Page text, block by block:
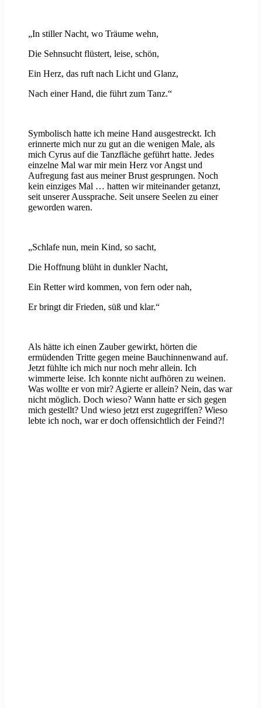
„In stiller Nacht, wo Träume wehn,
Die Sehnsucht flüstert, leise, schön,
Ein Herz, das ruft nach Licht und Glanz,
Nach einer Hand, die führt zum Tanz.“
Symbolisch hatte ich meine Hand ausgestreckt. Ich
erinnerte mich nur zu gut an die wenigen Male, als
mich Cyrus auf die Tanzfläche geführt hatte. Jedes
einzelne Mal war mir mein Herz vor Angst und
Aufregung fast aus meiner Brust gesprungen. Noch
kein einziges Mal … hatten wir miteinander getanzt,
seit unserer Aussprache. Seit unsere Seelen zu einer
geworden waren.
„Schlafe nun, mein Kind, so sacht,
Die Hoffnung blüht in dunkler Nacht,
Ein Retter wird kommen, von fern oder nah,
Er bringt dir Frieden, süß und klar.“
Als hätte ich einen Zauber gewirkt, hörten die
ermüdenden Tritte gegen meine Bauchinnenwand auf.
Jetzt fühlte ich mich nur noch mehr allein. Ich
wimmerte leise. Ich konnte nicht aufhören zu weinen.
Was wollte er von mir? Agierte er allein? Nein, das war
nicht möglich. Doch wieso? Wann hatte er sich gegen
mich gestellt? Und wieso jetzt erst zugegriffen? Wieso
lebte ich noch, war er doch offensichtlich der Feind?!